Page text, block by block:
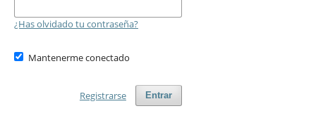
¿Has olvidado tu contraseña?
Mantenerme conectado
Entrar
Registrarse